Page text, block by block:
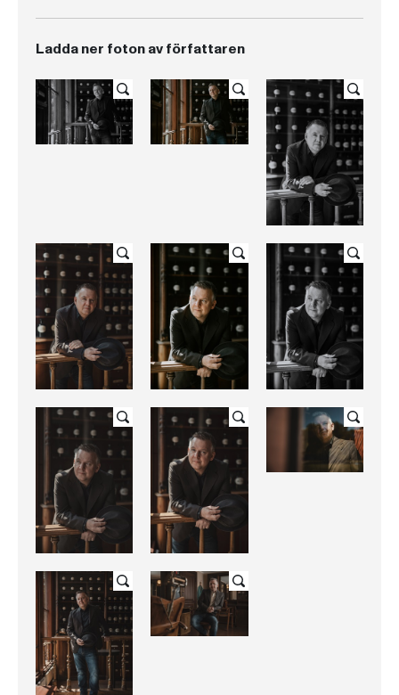
Ladda ner foton av författaren